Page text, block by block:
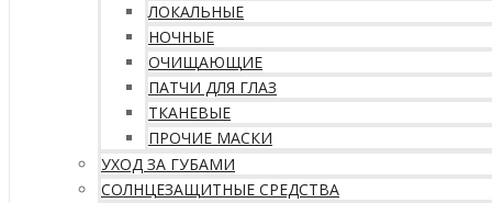
ЛОКАЛЬНЫЕ
НОЧНЫЕ
ОЧИЩАЮЩИЕ
ПАТЧИ ДЛЯ ГЛАЗ
ТКАНЕВЫЕ
ПРОЧИЕ МАСКИ
УХОД ЗА ГУБАМИ
СОЛНЦЕЗАЩИТНЫЕ СРЕДСТВА